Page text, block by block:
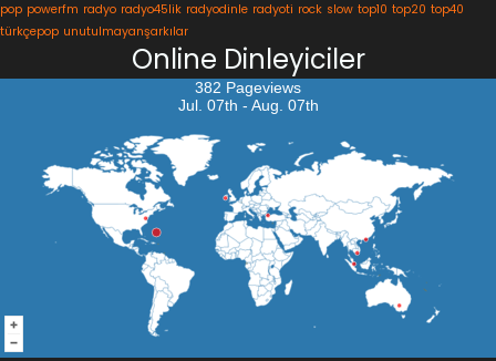
pop powerfm radyo radyo45lik radyodinle radyoti rock slow top10 top20 top40
türkçepop unutulmayanşarkılar
Online Dinleyiciler
382 Pageviews
Jul. 07th - Aug. 07th